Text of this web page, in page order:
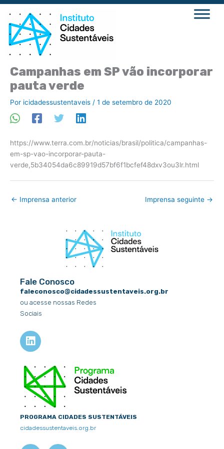
Ir
para
conteúdo
Campanhas em SP vão incorporar
pauta verde
Por icidadessustentaveis / 1 de setembro de 2020
https://www.terra.com.br/noticias/brasil/politica/campanhas-
em-sp-vao-incorporar-pauta-
verde,5b34054da6c89919d57bf6f1bcfef48dxv3ou3lr.html
← Imprensa anterior Imprensa seguinte →
Fale Conosco
faleconosco@cidadessustentaveis.org.br
ou acesse nossas Redes
Sociais
L
i
k
e
d
n
PROGRAMA CIDADES SUSTENTÁVEIS
cidadessustentaveis.org.br